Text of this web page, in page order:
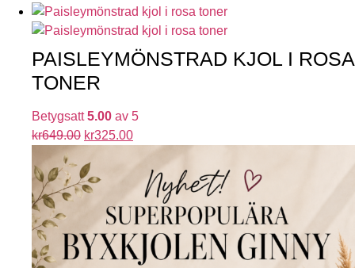
PAISLEYMÖNSTRAD KJOL I ROSA
TONER
Betygsatt5.00 av 5
kr649.00 kr325.00